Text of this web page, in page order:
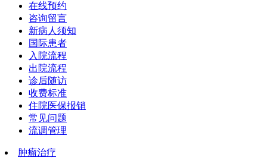
在线预约
咨询留言
新病人须知
国际患者
入院流程
出院流程
诊后随访
收费标准
住院医保报销
常见问题
流调管理
肿瘤治疗